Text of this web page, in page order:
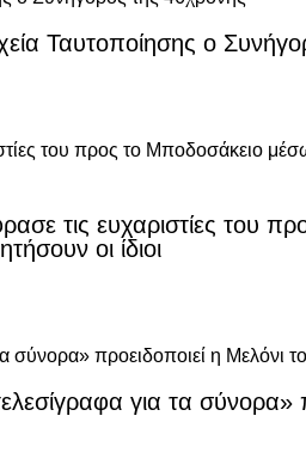
Ταυτοποίησης ο
τις ευχαριστίες του
οι ίδιοι
για τα σύνορα»